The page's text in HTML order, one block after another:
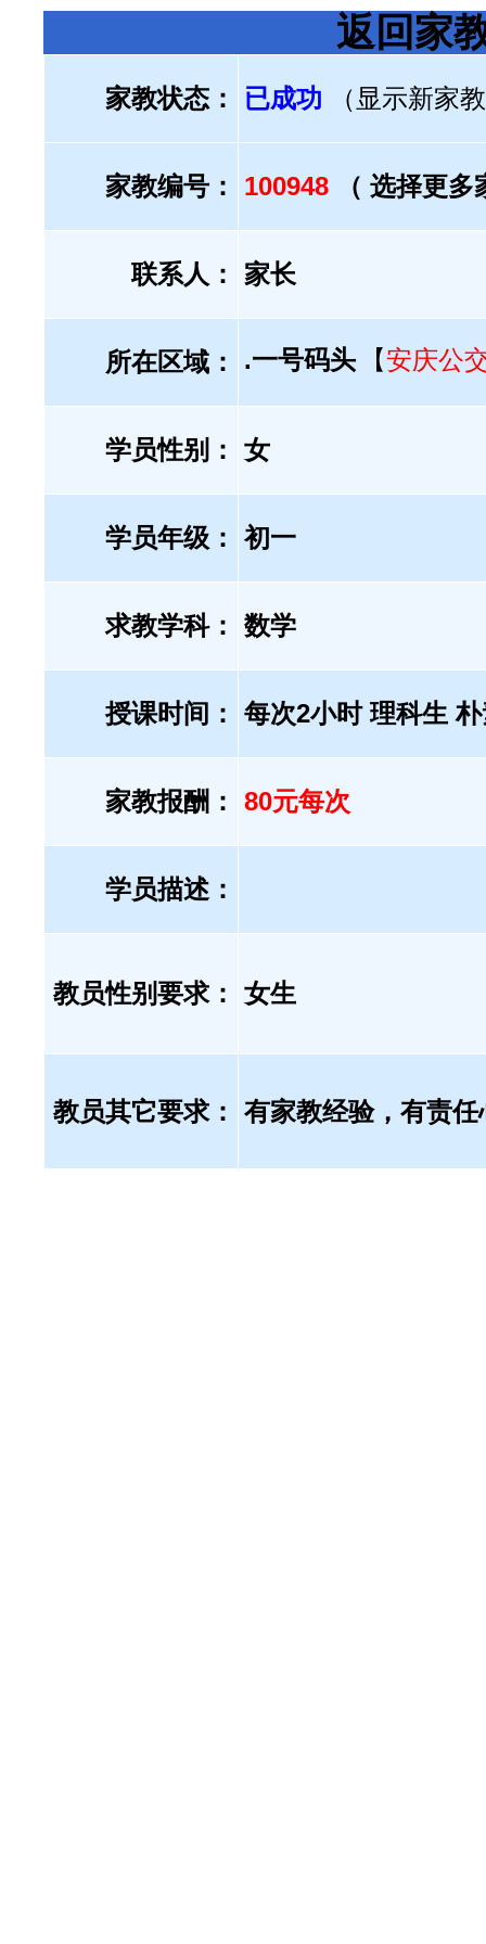
返回家
家教状态： 已成功 （显示新家
家教编号： 100948 （ 选择更
联系人： 家长
所在区域： .一号码头 【安庆公
学员性别： 女
学员年级： 初一
求教学科： 数学
授课时间： 每次2小时 理科生
家教报酬： 80元每次
学员描述：
教员性别要求： 女生
教员其它要求： 有家教经验，有责任